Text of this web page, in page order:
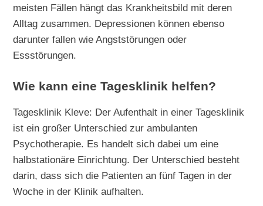
meisten Fällen hängt das Krankheitsbild mit deren
Alltag zusammen. Depressionen können ebenso
darunter fallen wie Angststörungen oder
Essstörungen.
Wie kann eine Tagesklinik helfen?
Tagesklinik Kleve: Der Aufenthalt in einer Tagesklinik
ist ein großer Unterschied zur ambulanten
Psychotherapie. Es handelt sich dabei um eine
halbstationäre Einrichtung. Der Unterschied besteht
darin, dass sich die Patienten an fünf Tagen in der
Woche in der Klinik aufhalten.